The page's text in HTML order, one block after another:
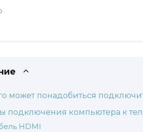
может понадобиться
подключения компьютера к
HDMI